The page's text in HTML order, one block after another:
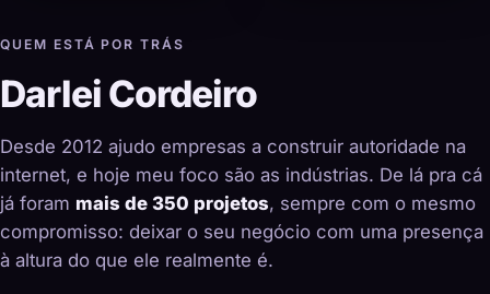
QUEM ESTÁ POR TRÁS
Darlei Cordeiro
Desde 2012 ajudo empresas a construir autoridade na
internet, e hoje meu foco são as indústrias. De lá pra cá
já foram mais de 350 projetos, sempre com o mesmo
compromisso: deixar o seu negócio com uma presença
à altura do que ele realmente é.